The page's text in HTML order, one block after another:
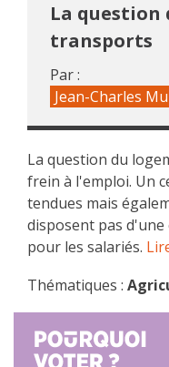
La question
transports
Par :
Jean-Charles
La question du
frein à l'emploi. Un
tendues mais
disposent pas d'une
pour les salariés.
Thématiques :